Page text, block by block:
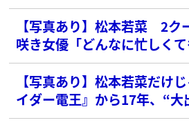
【写真あり】松本若菜 2ク
咲き女優「どんなに忙しく
ずお湯に」
【写真あり】松本若菜だけ
イダー電王』から17年、“大
売れっ子俳優たち」